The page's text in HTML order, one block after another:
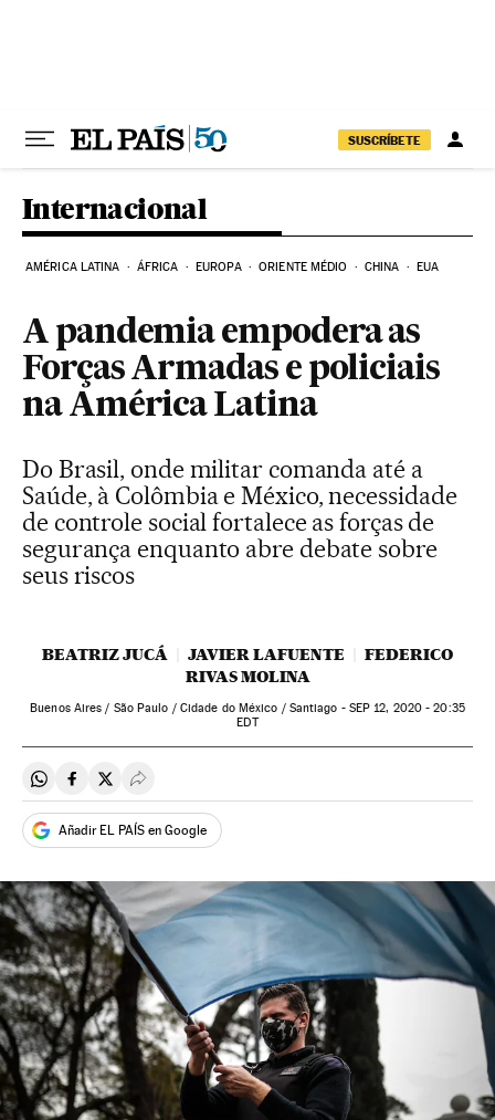
SUSCRÍBETE
Internacional
AMÉRICA LATINA ÁFRICA EUROPA ORIENTE MÉDIO CHINA EUA
A pandemia empodera as
Forças Armadas e policiais
na América Latina
Do Brasil, onde militar comanda até a
Saúde, à Colômbia e México, necessidade
de controle social fortalece as forças de
segurança enquanto abre debate sobre
seus riscos
BEATRIZ JUCÁ JAVIER LAFUENTE
FEDERICO
RIVAS MOLINA
Buenos Aires / São Paulo / Cidade do México / Santiago - SEP 12, 2020 - 20:35
EDT
Compartir en Whatsapp
Compartir en Facebook
Compartir en Twitter
Desplegar Redes Sociales
Añadir EL PAÍS en Google